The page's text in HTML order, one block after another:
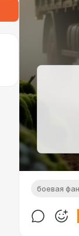
боевая